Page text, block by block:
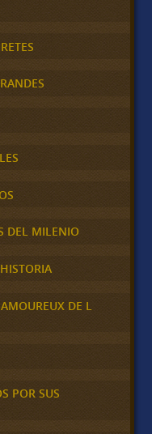
DEL MILENIO
DE L
POR SUS